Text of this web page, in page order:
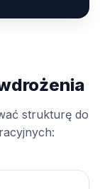
strukturę do